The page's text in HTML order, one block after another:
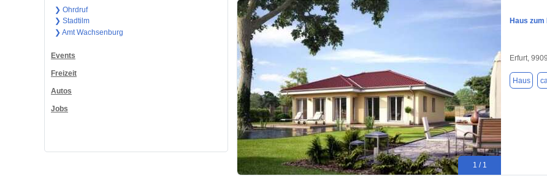
❯ Ohrdruf
❯ Stadtilm
❯ Amt Wachsenburg
Events
Freizeit
Autos
Jobs
1 / 1
Haus zum
Erfurt,
Haus